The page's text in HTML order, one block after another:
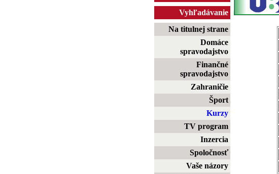
Vyhľadávanie
Na titulnej strane
Domáce
spravodajstvo
Finančné
spravodajstvo
Zahraničie
Šport
Kurzy
TV program
Inzercia
Spoločnosť
Vaše názory